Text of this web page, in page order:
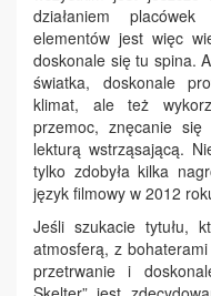
działaniem
elementów jest więc
doskonale się tu spina.
światka, doskonale
klimat, ale też
przemoc, znęcanie
lekturą wstrząsającą.
tylko zdobyła kilka
język filmowy w 2012
Jeśli szukacie tytułu,
atmosferą, z
przetrwanie i